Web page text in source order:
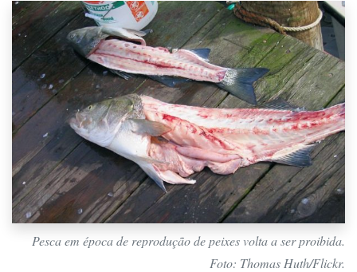
Pesca em época de reprodução de peixes volta a ser proibida.
Foto: Thomas Huth/Flickr.